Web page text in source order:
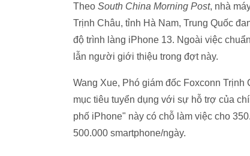
Theo South China Morning Post, nhà
Trịnh Châu, tỉnh Hà Nam, Trung Quốc
độ trình làng iPhone 13. Ngoài việc
lẫn người giới thiệu trong đợt này.
Wang Xue, Phó giám đốc Foxconn
mục tiêu tuyển dụng với sự hỗ trợ của
phố iPhone" này có chỗ làm việc cho
500.000 smartphone/ngày.